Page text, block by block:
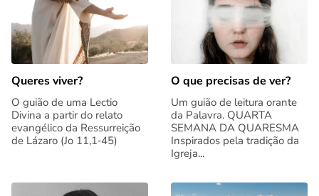
Queres viver?
O guião de uma Lectio
Divina a partir do relato
evangélico da Ressurreição
de Lázaro (Jo 11,1‑45)
O que precisas de ver?
Um guião de leitura orante
da Palavra. QUARTA
SEMANA DA QUARESMA
Inspirados pela tradição da
Igreja...